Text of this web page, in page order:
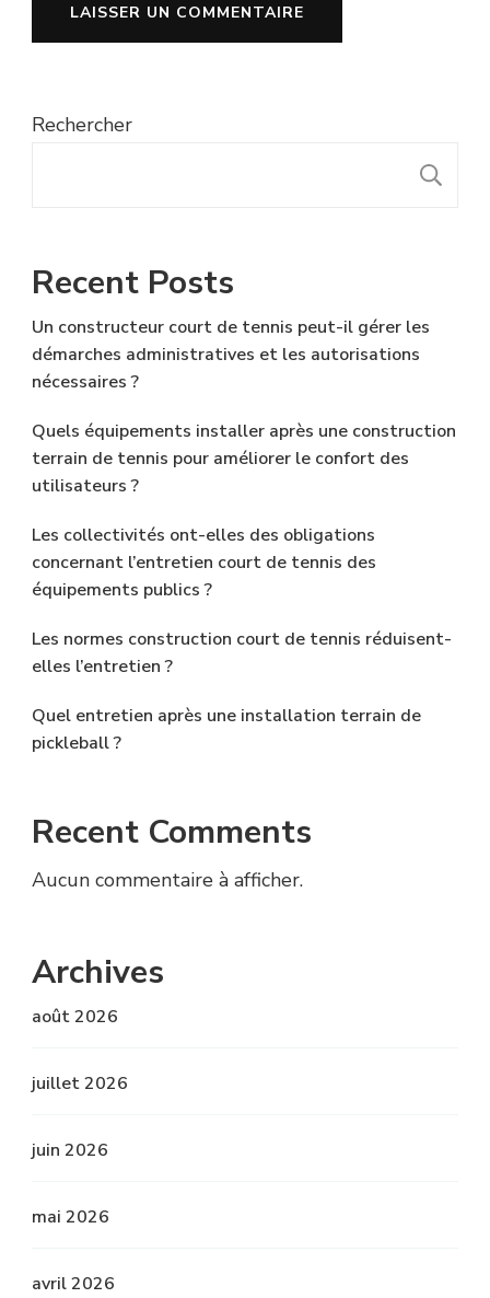
Rechercher
Recent Posts
Un constructeur court de tennis peut-il gérer les
démarches administratives et les autorisations
nécessaires ?
Quels équipements installer après une construction
terrain de tennis pour améliorer le confort des
utilisateurs ?
Les collectivités ont-elles des obligations
concernant l’entretien court de tennis des
équipements publics ?
Les normes construction court de tennis réduisent-
elles l’entretien ?
Quel entretien après une installation terrain de
pickleball ?
Recent Comments
Aucun commentaire à afficher.
Archives
août 2026
juillet 2026
juin 2026
mai 2026
avril 2026